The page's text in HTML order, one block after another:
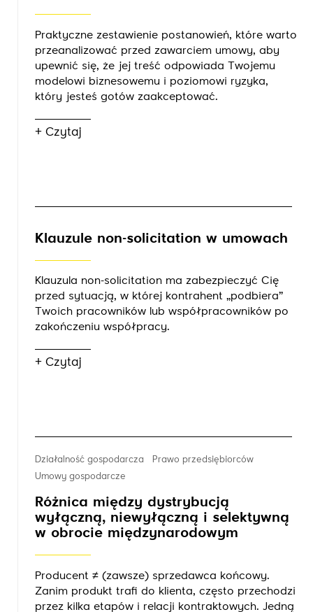
Praktyczne zestawienie postanowień, które warto
przeanalizować przed zawarciem umowy, aby
upewnić się, że jej treść odpowiada Twojemu
modelowi biznesowemu i poziomowi ryzyka,
który jesteś gotów zaakceptować.
+ Czytaj
Klauzule non-solicitation w umowach
Klauzula non-solicitation ma zabezpieczyć Cię
przed sytuacją, w której kontrahent „podbiera”
Twoich pracowników lub współpracowników po
zakończeniu współpracy.
+ Czytaj
Działalność gospodarcza
Prawo przedsiębiorców
Umowy gospodarcze
Różnica między dystrybucją
wyłączną, niewyłączną i selektywną
w obrocie międzynarodowym
Producent ≠ (zawsze) sprzedawca końcowy.
Zanim produkt trafi do klienta, często przechodzi
przez kilka etapów i relacji kontraktowych. Jedną